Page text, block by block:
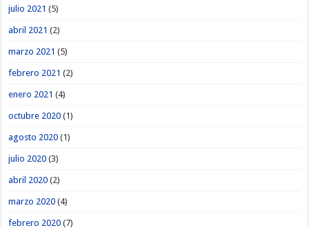
julio 2021 (5)
abril 2021 (2)
marzo 2021 (5)
febrero 2021 (2)
enero 2021 (4)
octubre 2020 (1)
agosto 2020 (1)
julio 2020 (3)
abril 2020 (2)
marzo 2020 (4)
febrero 2020 (7)